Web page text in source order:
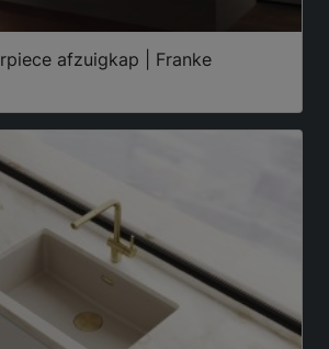
afzuigkap | Franke